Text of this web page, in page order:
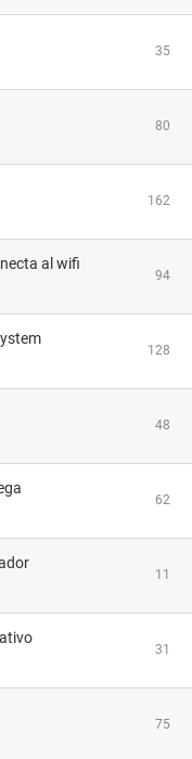
35
80
162
al wifi
94
128
48
62
11
31
75